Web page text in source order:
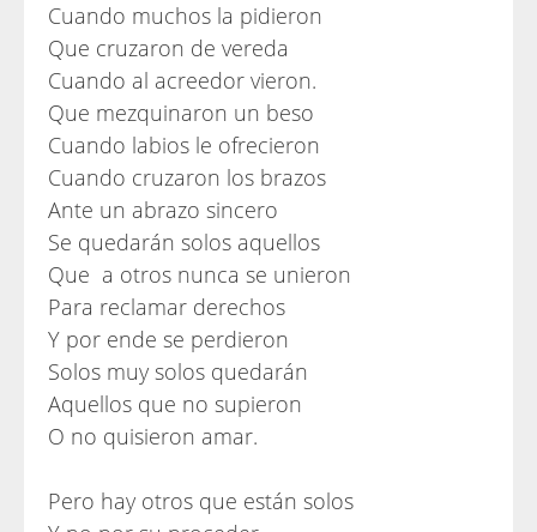
Cuando muchos la pidieron
Que cruzaron de vereda
Cuando al acreedor vieron.
Que mezquinaron un beso
Cuando labios le ofrecieron
Cuando cruzaron los brazos
Ante un abrazo sincero
Se quedarán solos aquellos
Que a otros nunca se unieron
Para reclamar derechos
Y por ende se perdieron
Solos muy solos quedarán
Aquellos que no supieron
O no quisieron amar.
Pero hay otros que están solos